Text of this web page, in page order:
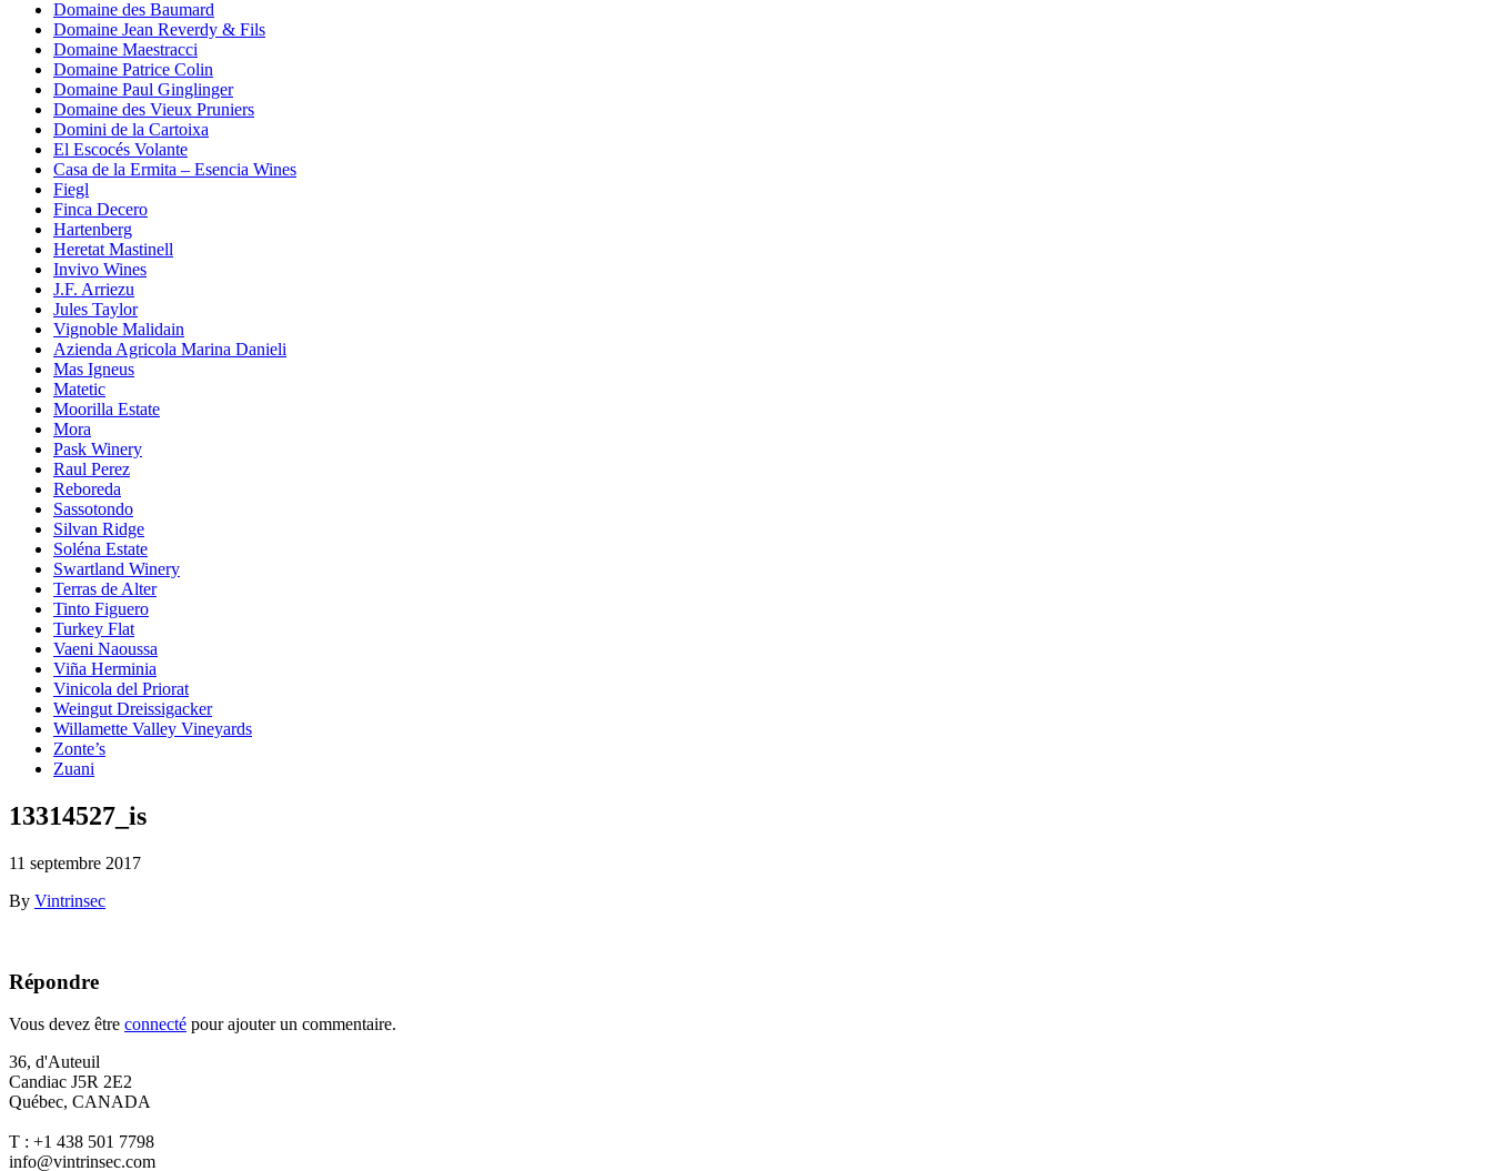
Domaine des Baumard
Domaine Jean Reverdy & Fils
Domaine Maestracci
Domaine Patrice Colin
Domaine Paul Ginglinger
Domaine des Vieux Pruniers
Domini de la Cartoixa
El Escocés Volante
Casa de la Ermita – Esencia Wines
Fiegl
Finca Decero
Hartenberg
Heretat Mastinell
Invivo Wines
J.F. Arriezu
Jules Taylor
Vignoble Malidain
Azienda Agricola Marina Danieli
Mas Igneus
Matetic
Moorilla Estate
Mora
Pask Winery
Raul Perez
Reboreda
Sassotondo
Silvan Ridge
Soléna Estate
Swartland Winery
Terras de Alter
Tinto Figuero
Turkey Flat
Vaeni Naoussa
Viña Herminia
Vinicola del Priorat
Weingut Dreissigacker
Willamette Valley Vineyards
Zonte’s
Zuani
13314527_is
11 septembre 2017
By Vintrinsec
Répondre
Vous devez être connecté pour ajouter un commentaire.
36, d'Auteuil
Candiac J5R 2E2
Québec, CANADA
T : +1 438 501 7798
info@vintrinsec.com